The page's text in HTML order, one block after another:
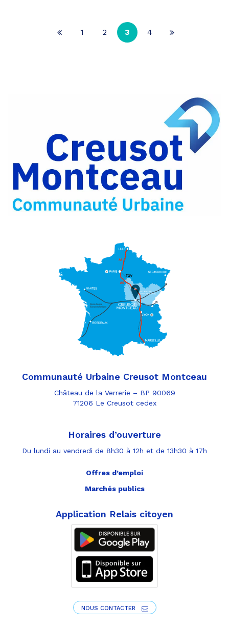
Page
1 2 3 4
Page
Communauté Urbaine Creusot Montceau
Château de la Verrerie – BP 90069
71206 Le Creusot cedex
Horaires d’ouverture
Du lundi au vendredi de 8h30 à 12h et de 13h30 à 17h
Offres d’emploi
Marchés publics
Application Relais citoyen
NOUS CONTACTER